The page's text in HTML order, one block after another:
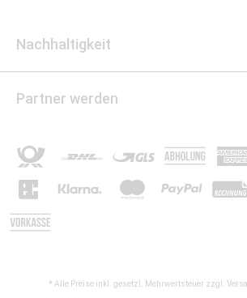
Nachhaltigkeit
Partner werden
* Alle Preise inkl. gesetzl. Mehrwertsteuer zzgl.